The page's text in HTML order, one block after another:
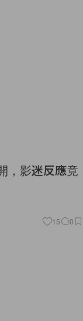
，影迷反應竟
15 0